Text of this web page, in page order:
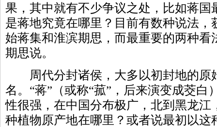
果，其中就有不少争议之处，比如蒋国
是蒋地究竟在哪里？目前有数种说法，
始蒋集和淮滨期思，而最重要的两种看
期思说。
周代分封诸侯，大多以初封地的原
名。“蒋”（或称“菰”，后来演变成茭白
性很强，在中国分布极广，北到黑龙江
种植物原产地在哪里？或者说最初以这